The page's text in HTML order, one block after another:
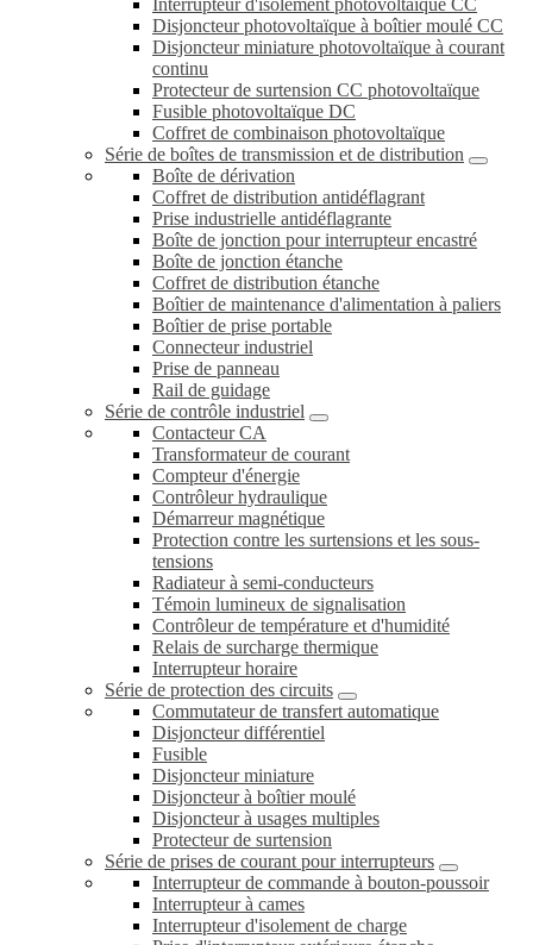
Interrupteur d'isolement photovoltaïque CC
Disjoncteur photovoltaïque à boîtier moulé CC
Disjoncteur miniature photovoltaïque à courant
continu
Protecteur de surtension CC photovoltaïque
Fusible photovoltaïque DC
Coffret de combinaison photovoltaïque
Série de boîtes de transmission et de distribution
Boîte de dérivation
Coffret de distribution antidéflagrant
Prise industrielle antidéflagrante
Boîte de jonction pour interrupteur encastré
Boîte de jonction étanche
Coffret de distribution étanche
Boîtier de maintenance d'alimentation à paliers
Boîtier de prise portable
Connecteur industriel
Prise de panneau
Rail de guidage
Série de contrôle industriel
Contacteur CA
Transformateur de courant
Compteur d'énergie
Contrôleur hydraulique
Démarreur magnétique
Protection contre les surtensions et les sous-
tensions
Radiateur à semi-conducteurs
Témoin lumineux de signalisation
Contrôleur de température et d'humidité
Relais de surcharge thermique
Interrupteur horaire
Série de protection des circuits
Commutateur de transfert automatique
Disjoncteur différentiel
Fusible
Disjoncteur miniature
Disjoncteur à boîtier moulé
Disjoncteur à usages multiples
Protecteur de surtension
Série de prises de courant pour interrupteurs
Interrupteur de commande à bouton-poussoir
Interrupteur à cames
Interrupteur d'isolement de charge